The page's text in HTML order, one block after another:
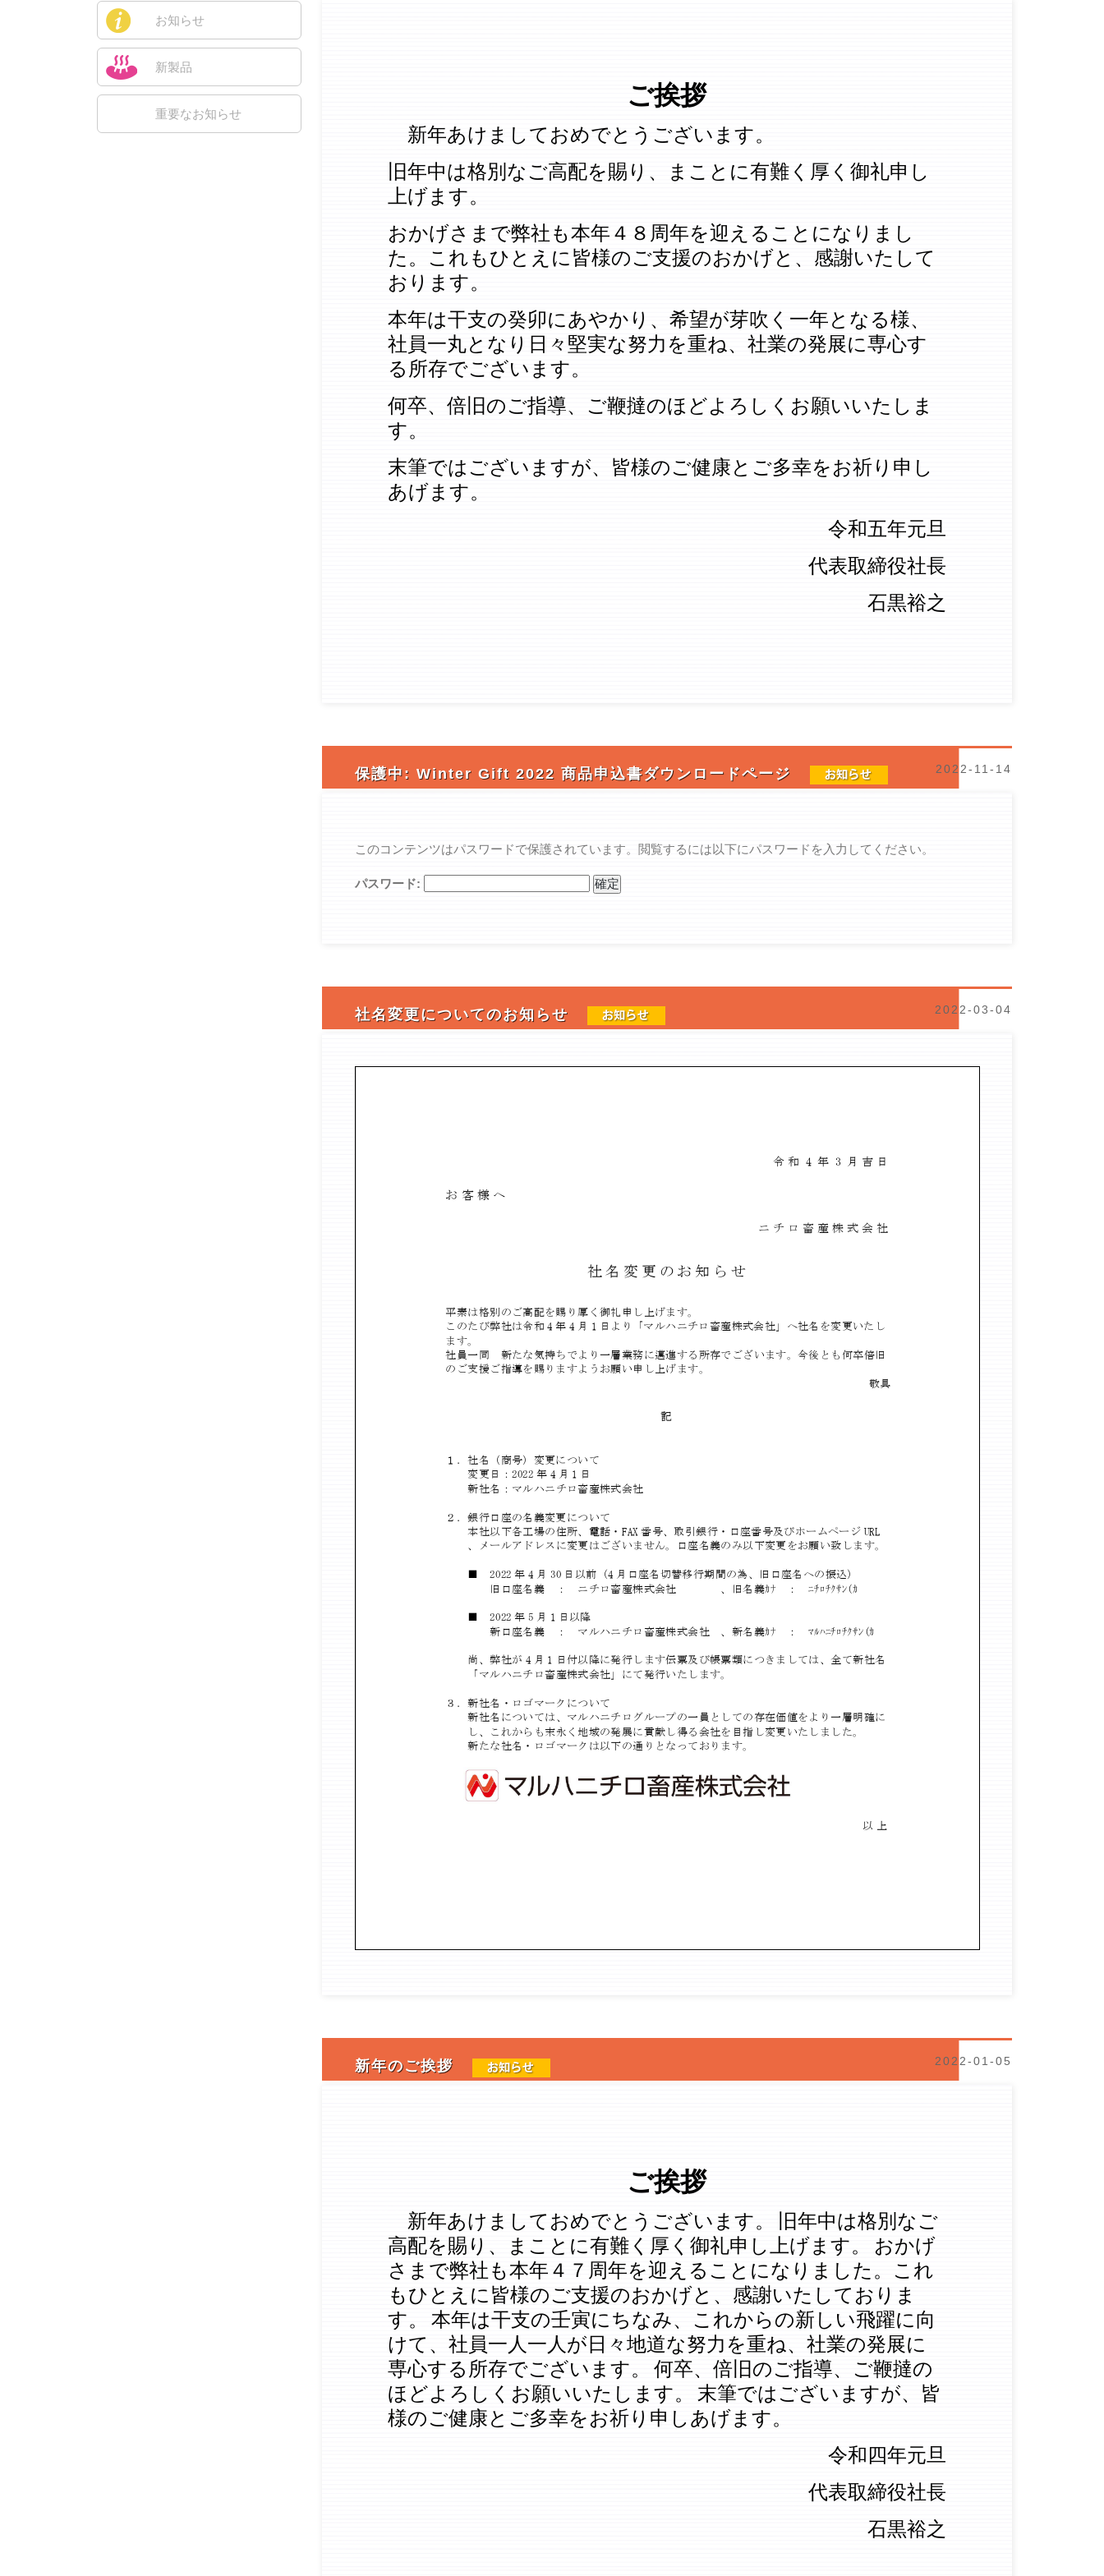
お知らせ
新製品
重要なお知らせ
ご挨拶
新年あけましておめでとうございます。
旧年中は格別なご高配を賜り、まことに有難く厚く御礼申し
上げます。
おかげさまで弊社も本年４８周年を迎えることになりまし
た。これもひとえに皆様のご支援のおかげと、感謝いたして
おります。
本年は干支の癸卯にあやかり、希望が芽吹く一年となる様、
社員一丸となり日々堅実な努力を重ね、社業の発展に専心す
る所存でございます。
何卒、倍旧のご指導、ご鞭撻のほどよろしくお願いいたしま
す。
末筆ではございますが、皆様のご健康とご多幸をお祈り申し
あげます。
令和五年元旦
代表取締役社長
石黒裕之
保護中: Winter Gift 2022 商品申込書ダウンロードページ 2022-11-14
このコンテンツはパスワードで保護されています。閲覧するには以下にパスワードを入力してください。
パスワード:
社名変更についてのお知らせ 2022-03-04
新年のご挨拶 2022-01-05
ご挨拶
新年あけましておめでとうございます。
旧年中は格別なご
高配を賜り、まことに有難く厚く御礼申し上げます。
おかげ
さまで弊社も本年４７周年を迎えることになりました。 これ
もひとえに皆様のご支援のおかげと、感謝いたしておりま
す。
本年は干支の壬寅にちなみ、これからの新しい飛躍に向
けて、社員一人一人が日々地道な努力を重ね、社業の発展に
専心する所存でございます。
何卒、倍旧のご指導、ご鞭撻の
ほどよろしくお願いいたします。
末筆ではございますが、皆
様のご健康とご多幸をお祈り申しあげます。
令和四年元旦
代表取締役社長
石黒裕之